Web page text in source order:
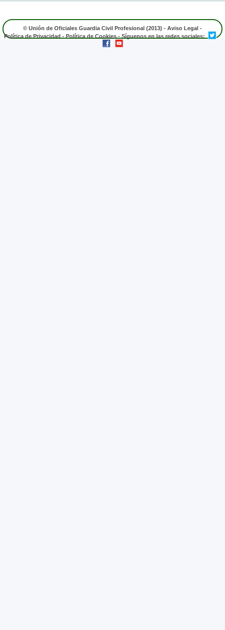
© Unión de Oficiales Guardia Civil Profesional (2013) - Aviso Legal -
Política de Privacidad - Política de Cookies - Síguenos en las redes sociales: